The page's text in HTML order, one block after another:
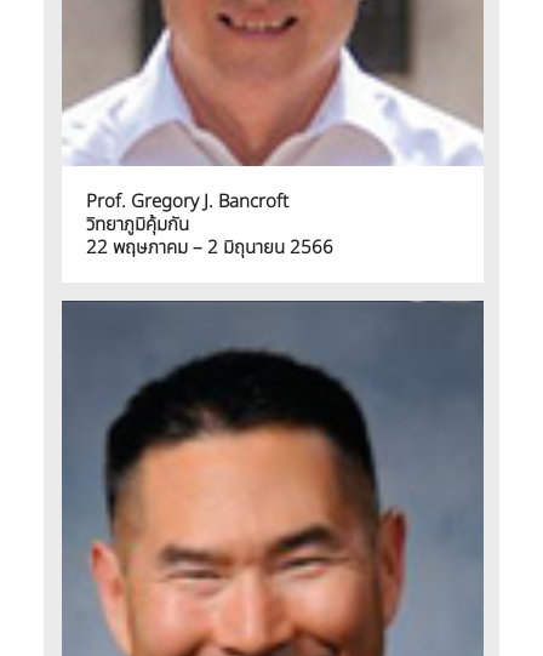
Prof. Gregory J. Bancroft
วิทยาภูมิคุ้มกัน
22 พฤษภาคม – 2 มิถุนายน 2566